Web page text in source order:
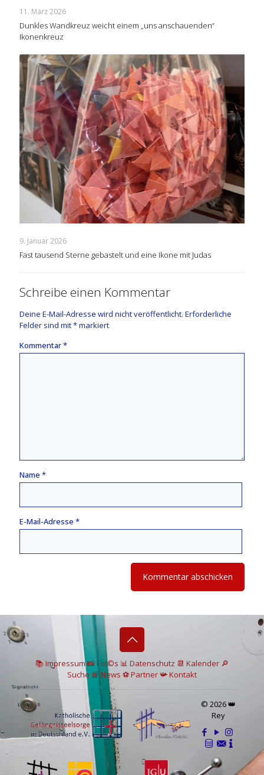
11. März 2026
Dunkles Wandkreuz weicht einem „uns anschauenden“
Ikonenkreuz
9. Januar 2026
Fast tausend Sterne gebastelt und eine Ikone mit Judas
Schreibe einen Kommentar
Deine E-Mail-Adresse wird nicht veröffentlicht. Erforderliche
Felder sind mit*markiert
Kommentar*
Name *
E-Mail-Adresse *
📚 Impressum📸Fot©s 📊 Datenschutz 📆 Kalender 🔎
Suche 📘 News ⚽Partner📯Kontakt
© 2026 👑
Rey